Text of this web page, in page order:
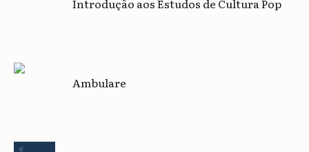
Introdução aos Estudos de Cultura Pop
Ambulare